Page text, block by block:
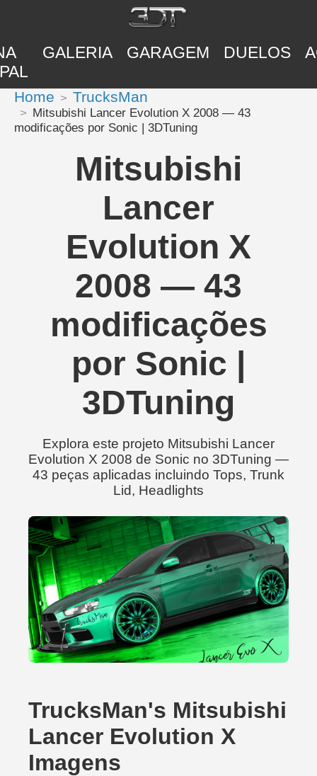
GALERIA GARAGEM DUELOS
Home TrucksMan
Mitsubishi Lancer Evolution X 2008 — 43
modificações por Sonic | 3DTuning
Mitsubishi
Lancer
Evolution X
2008 — 43
modificações
por Sonic |
3DTuning
Explora este projeto Mitsubishi Lancer
Evolution X 2008 de Sonic no 3DTuning —
43 peças aplicadas incluindo Tops, Trunk
Lid, Headlights
TrucksMan's Mitsubishi
Lancer Evolution X
Imagens